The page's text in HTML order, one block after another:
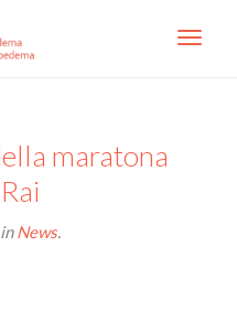
Menu
maratona
News.